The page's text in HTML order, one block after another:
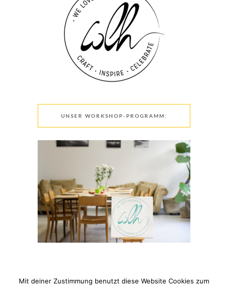
UNSER WORKSHOP-PROGRAMM:
Mit deiner Zustimmung benutzt diese Website Cookies zum